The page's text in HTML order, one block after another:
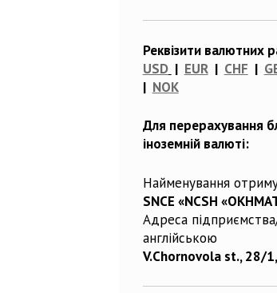
Реквізити валютних
USD | EUR| CHF |
| NOK
Для перерахування
іноземній валюті:
Найменування
SNCE «NCSH
Адреса
англійською
V.Chornovola st., 28/